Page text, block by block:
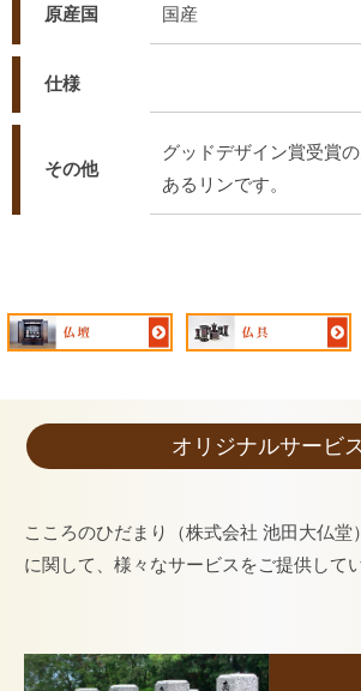
原産国 国産
仕様
その他
グッドデザイン賞受賞
あるリンです。
オリジナルサービス
こころのひだまり（株式会社 池田大仏堂
に関して、様々なサービスをご提供して